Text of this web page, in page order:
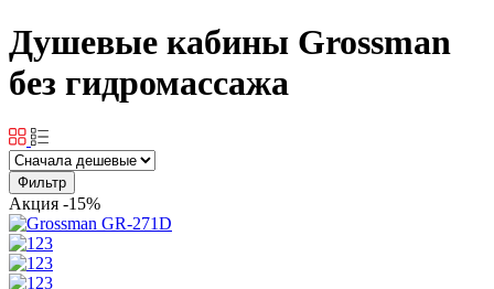
Душевые кабины Grossman
без гидромассажа
Фильтр
Акция -15%